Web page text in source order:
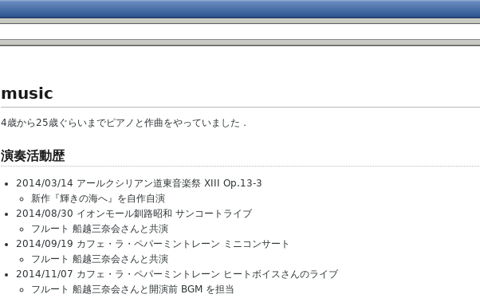
music
4歳から25歳ぐらいまでピアノと作曲をやっていました．
演奏活動歴
2014/03/14 アールクシリアン道東音楽祭 XIII Op.13-3
新作『輝きの海へ』を自作自演
2014/08/30 イオンモール釧路昭和 サンコートライブ
フルート 船越三奈会さんと共演
2014/09/19 カフェ・ラ・ペパーミントレーン ミニコンサート
フルート 船越三奈会さんと共演
2014/11/07 カフェ・ラ・ペパーミントレーン ヒートボイスさんのライブ
フルート 船越三奈会さんと開演前 BGM を担当